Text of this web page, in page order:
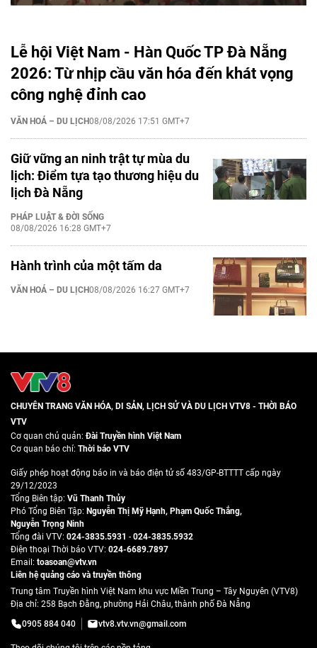
Lễ hội Việt Nam - Hàn Quốc TP Đà Nẵng
2026: Từ nhịp cầu văn hóa đến khát vọng
công nghệ đỉnh cao
VĂN HOÁ – DU LỊCH08/08/2026 17:51 GMT+7
Giữ vững an ninh trật tự mùa du
lịch: Điểm tựa tạo thương hiệu du
lịch Đà Nẵng
PHÁP LUẬT & ĐỜI SỐNG
08/08/2026 16:28 GMT+7
Hành trình của một tấm da
VĂN HOÁ – DU LỊCH08/08/2026 16:27 GMT+7
CHUYÊN TRANG VĂN HÓA, DI SẢN, LỊCH SỬ VÀ DU LỊCH VTV8 - THỜI BÁO
VTV
Cơ quan chủ quản:Đài Truyền hình Việt Nam
Cơ quan báo chí: Thời báo VTV
Giấy phép hoạt động báo in và báo điện tử số 483/GP-BTTTT cấp ngày
29/12/2023
Tổng Biên tập: Vũ Thanh Thủy
Phó Tổng Biên Tập: Nguyễn Thị Mỹ Hạnh, Phạm Quốc Thắng,
Nguyễn Trọng Ninh
Tổng đài VTV: 024-3835.5931 - 024-3835.5932
Ðiện thoại Thời báo VTV: 024-6689.7897
Email: toasoan@vtv.vn
Liên hệ quảng cáo và truyền thông
Trung tâm Truyền hình Việt Nam khu vực Miền Trung – Tây Nguyên (VTV8)
Địa chỉ: 258 Bạch Đằng, phường Hải Châu, thành phố Đà Nẵng
0905 884 040
vtv8.vtv.vn@gmail.com